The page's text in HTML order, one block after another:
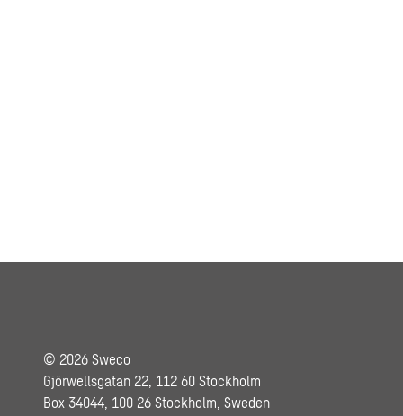
© 2026 Sweco
Gjörwellsgatan 22, 112 60 Stockholm
Box 34044, 100 26 Stockholm, Sweden